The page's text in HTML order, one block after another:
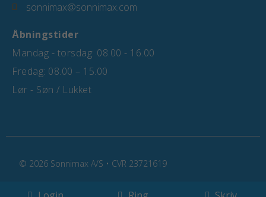
sonnimax@sonnimax.com
Åbningstider
Mandag - torsdag: 08.00 - 16.00
Fredag: 08.00 – 15.00
Lør - Søn / Lukket
© 2026 Sonnimax A/S • CVR 23721619